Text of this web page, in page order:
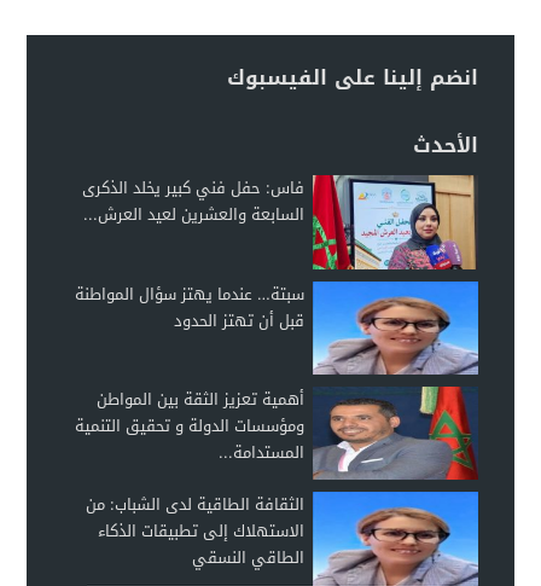
انضم إلينا على الفيسبوك
الأحدث
فاس: حفل فني كبير يخلد الذكرى
السابعة والعشرين لعيد العرش...
سبتة… عندما يهتز سؤال المواطنة
قبل أن تهتز الحدود
أهمية تعزيز الثقة بين المواطن
ومؤسسات الدولة و تحقيق التنمية
المستدامة...
الثقافة الطاقية لدى الشباب: من
الاستهلاك إلى تطبيقات الذكاء
الطاقي النسقي